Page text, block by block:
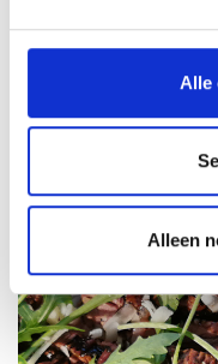
Alle
Alleen